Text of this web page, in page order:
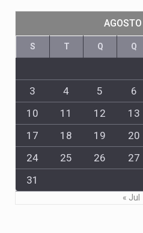
S T Q Q
3
4 5 6
10
11 12 13
17
18 19 20
24
25 26 27
31
« Jul